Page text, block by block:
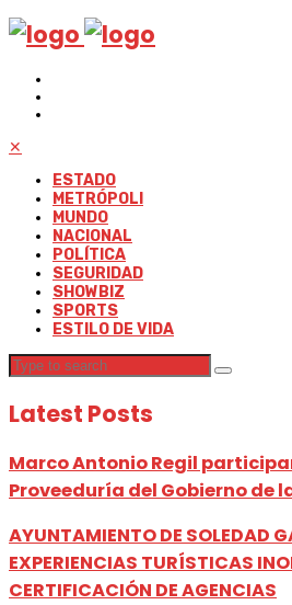
✕
ESTADO
METRÓPOLI
MUNDO
NACIONAL
POLÍTICA
SEGURIDAD
SHOWBIZ
SPORTS
ESTILO DE VIDA
Latest Posts
Marco Antonio Regil
Proveeduría del Gobierno de
AYUNTAMIENTO DE SOLEDAD
EXPERIENCIAS TURÍSTICAS
CERTIFICACIÓN DE AGENCIAS